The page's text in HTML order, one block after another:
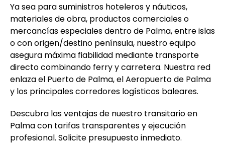
Ya sea para suministros hoteleros y náuticos,
materiales de obra, productos comerciales o
mercancías especiales dentro de Palma, entre islas
o con origen/destino península, nuestro equipo
asegura máxima fiabilidad mediante transporte
directo combinando ferry y carretera. Nuestra red
enlaza el Puerto de Palma, el Aeropuerto de Palma
y los principales corredores logísticos baleares.
Descubra las ventajas de nuestro transitario en
Palma con tarifas transparentes y ejecución
profesional. Solicite presupuesto inmediato.